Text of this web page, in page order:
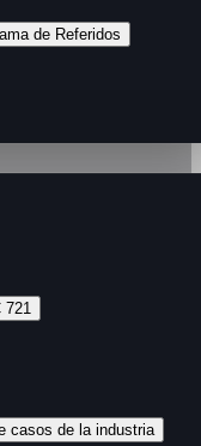
de Referidos
721
casos de la industria